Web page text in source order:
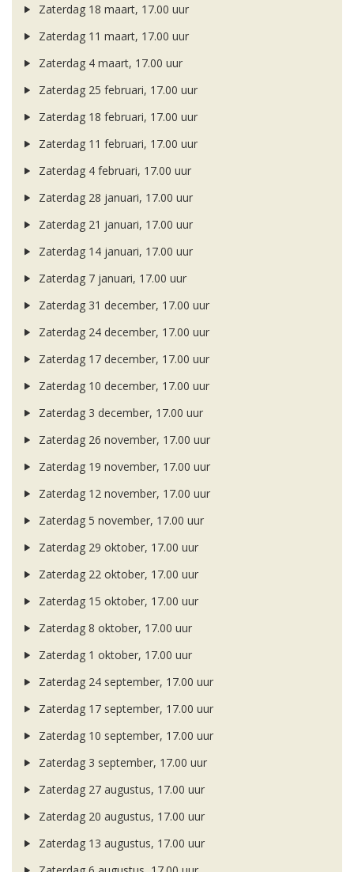
Zaterdag 18 maart, 17.00 uur
Zaterdag 11 maart, 17.00 uur
Zaterdag 4 maart, 17.00 uur
Zaterdag 25 februari, 17.00 uur
Zaterdag 18 februari, 17.00 uur
Zaterdag 11 februari, 17.00 uur
Zaterdag 4 februari, 17.00 uur
Zaterdag 28 januari, 17.00 uur
Zaterdag 21 januari, 17.00 uur
Zaterdag 14 januari, 17.00 uur
Zaterdag 7 januari, 17.00 uur
Zaterdag 31 december, 17.00 uur
Zaterdag 24 december, 17.00 uur
Zaterdag 17 december, 17.00 uur
Zaterdag 10 december, 17.00 uur
Zaterdag 3 december, 17.00 uur
Zaterdag 26 november, 17.00 uur
Zaterdag 19 november, 17.00 uur
Zaterdag 12 november, 17.00 uur
Zaterdag 5 november, 17.00 uur
Zaterdag 29 oktober, 17.00 uur
Zaterdag 22 oktober, 17.00 uur
Zaterdag 15 oktober, 17.00 uur
Zaterdag 8 oktober, 17.00 uur
Zaterdag 1 oktober, 17.00 uur
Zaterdag 24 september, 17.00 uur
Zaterdag 17 september, 17.00 uur
Zaterdag 10 september, 17.00 uur
Zaterdag 3 september, 17.00 uur
Zaterdag 27 augustus, 17.00 uur
Zaterdag 20 augustus, 17.00 uur
Zaterdag 13 augustus, 17.00 uur